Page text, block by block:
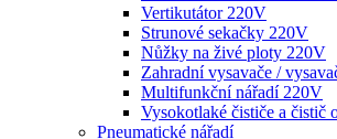
Vertikutátor 220V
Strunové sekačky 220V
Nůžky na živé ploty 220V
Zahradní vysavače /
Multifunkční nářadí 220V
Vysokotlaké čističe a čistič
Pneumatické nářadí